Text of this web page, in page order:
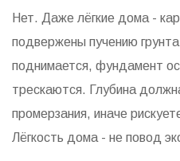
Нет. Даже лёгкие дома -
подвержены пучению
поднимается, фундамент
трескаются. Глубина
промерзания, иначе
Лёгкость дома - не повод